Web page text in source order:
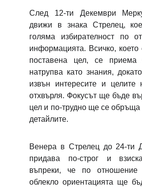
След 12-ти Декември
движи в знака Стрелец,
голяма избирателност по
информацията. Всичко, което
поставена цел, се
натрупва като знания,
извън интересите и целите
отхвърля. Фокусът ще бъде
цел и по-трудно ще се
детайлите.
Венера в Стрелец до 24-ти
придава по-строг и
въпреки, че по
облекло ориентацията ще